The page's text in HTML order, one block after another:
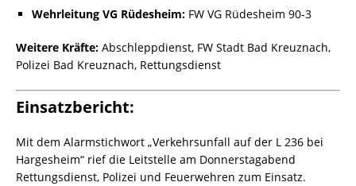
Wehrleitung VG Rüdesheim: FW VG Rüdesheim 90-3
Weitere Kräfte: Abschleppdienst, FW Stadt Bad Kreuznach,
Polizei Bad Kreuznach, Rettungsdienst
Einsatzbericht:
Mit dem Alarmstichwort „Verkehrsunfall auf der L 236 bei
Hargesheim“ rief die Leitstelle am Donnerstagabend
Rettungsdienst, Polizei und Feuerwehren zum Einsatz.